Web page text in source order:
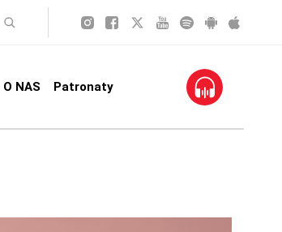
O NAS Patronaty